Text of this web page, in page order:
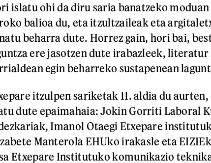
islatu ohi da diru saria banatzeko
balioa du, eta itzultzaileak eta
beharra dute. Horrez gain, hori bai,
ere jasotzen dute irabazleek,
egin beharreko sustapenean
itzulpen sariketak 11. aldia du
dute epaimahaia: Jokin Gorriti Laboral
Imanol Otaegi Etxepare
Manterola EHUko irakasle eta
Etxepare Institutuko komunikazio